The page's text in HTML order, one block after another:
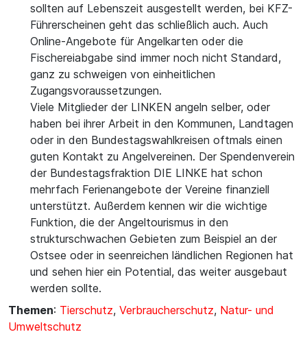
sollten auf Lebenszeit ausgestellt werden, bei KFZ-
Führerscheinen geht das schließlich auch. Auch
Online-Angebote für Angelkarten oder die
Fischereiabgabe sind immer noch nicht Standard,
ganz zu schweigen von einheitlichen
Zugangsvoraussetzungen.
Viele Mitglieder der LINKEN angeln selber, oder
haben bei ihrer Arbeit in den Kommunen, Landtagen
oder in den Bundestagswahlkreisen oftmals einen
guten Kontakt zu Angelvereinen. Der Spendenverein
der Bundestagsfraktion DIE LINKE hat schon
mehrfach Ferienangebote der Vereine finanziell
unterstützt. Außerdem kennen wir die wichtige
Funktion, die der Angeltourismus in den
strukturschwachen Gebieten zum Beispiel an der
Ostsee oder in seenreichen ländlichen Regionen hat
und sehen hier ein Potential, das weiter ausgebaut
werden sollte.
Themen: Tierschutz, Verbraucherschutz, Natur- und
Umweltschutz